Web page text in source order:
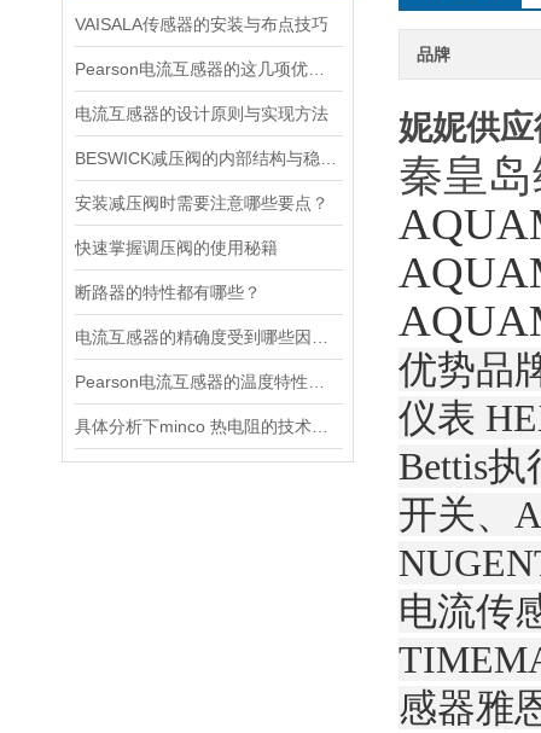
VAISALA传感器的安装与布点技巧
电流互感器的设计原则与实现方法
安装减压阀时需要注意哪些要点？
快速掌握调压阀的使用秘籍
断路器的特性都有哪些？
品牌
妮妮供
秦皇
优势品
仪表
Bettis
开关、
电流传
感器雅